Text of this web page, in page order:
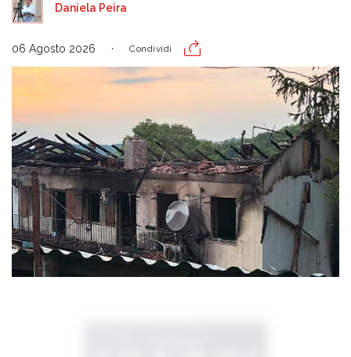
Daniela Peira
06 Agosto 2026 Condividi